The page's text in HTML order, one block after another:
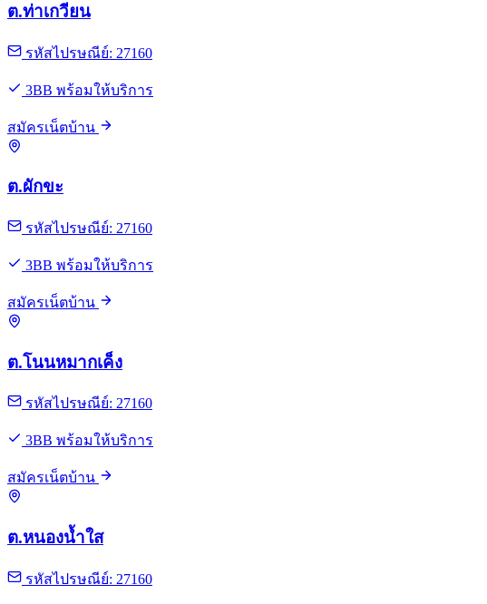
ต.ท่าเกวียน
รหัสไปรษณีย์: 27160
3BB พร้อมให้บริการ
สมัครเน็ตบ้าน
ต.ผักขะ
รหัสไปรษณีย์: 27160
3BB พร้อมให้บริการ
สมัครเน็ตบ้าน
ต.โนนหมากเค็ง
รหัสไปรษณีย์: 27160
3BB พร้อมให้บริการ
สมัครเน็ตบ้าน
ต.หนองน้ำใส
รหัสไปรษณีย์: 27160